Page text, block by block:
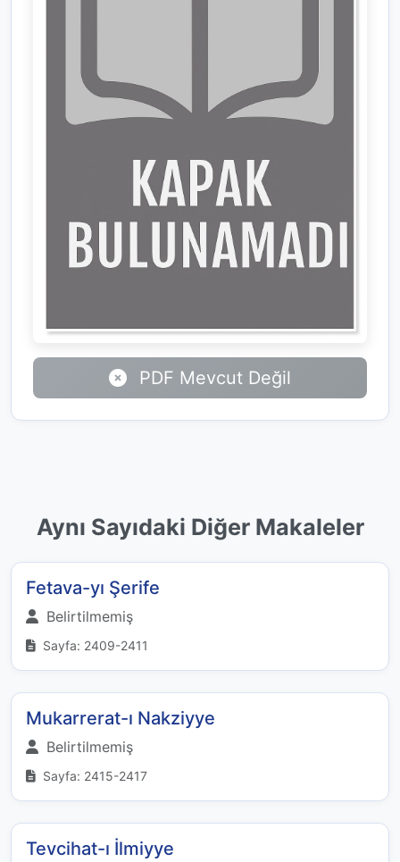
PDF Mevcut Değil
Aynı Sayıdaki Diğer Makaleler
Fetava-yı Şerife
Belirtilmemiş
Sayfa: 2409-2411
Mukarrerat-ı Nakziyye
Belirtilmemiş
Sayfa: 2415-2417
Tevcihat-ı İlmiyye